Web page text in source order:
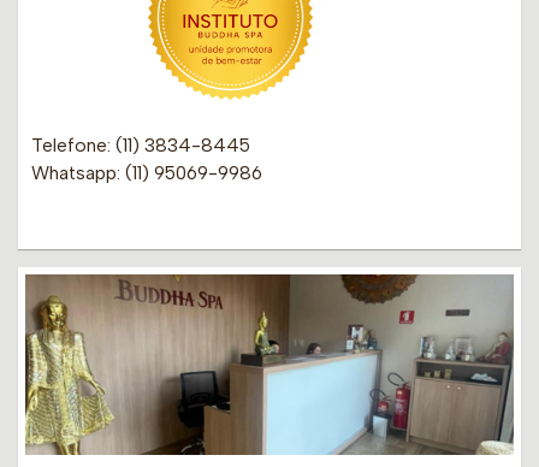
Telefone: (11) 3834-8445
Whatsapp: (11) 95069-9986